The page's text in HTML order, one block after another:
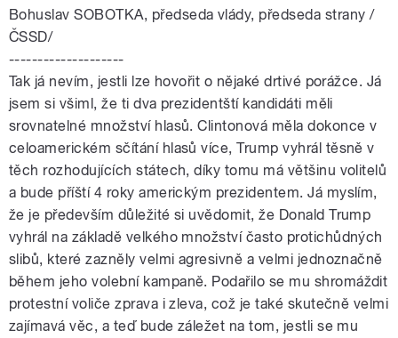
Bohuslav SOBOTKA, předseda vlády, předseda strany /
ČSSD/
--------------------
Tak já nevím, jestli lze hovořit o nějaké drtivé porážce. Já
jsem si všiml, že ti dva prezidentští kandidáti měli
srovnatelné množství hlasů. Clintonová měla dokonce v
celoamerickém sčítání hlasů více, Trump vyhrál těsně v
těch rozhodujících státech, díky tomu má většinu volitelů
a bude příští 4 roky americkým prezidentem. Já myslím,
že je především důležité si uvědomit, že Donald Trump
vyhrál na základě velkého množství často protichůdných
slibů, které zazněly velmi agresivně a velmi jednoznačně
během jeho volební kampaně. Podařilo se mu shromáždit
protestní voliče zprava i zleva, což je také skutečně velmi
zajímavá věc, a teď bude záležet na tom, jestli se mu